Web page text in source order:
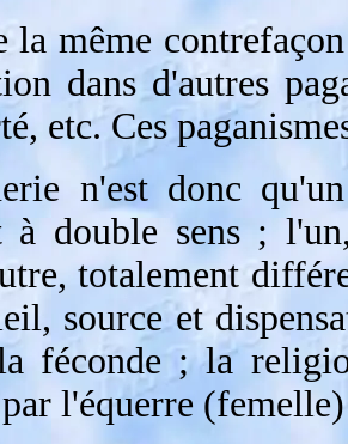
la même
dans d'autres
etc. Ces
n'est donc
à double sens ;
totalement
source et
féconde ; la
l'équerre